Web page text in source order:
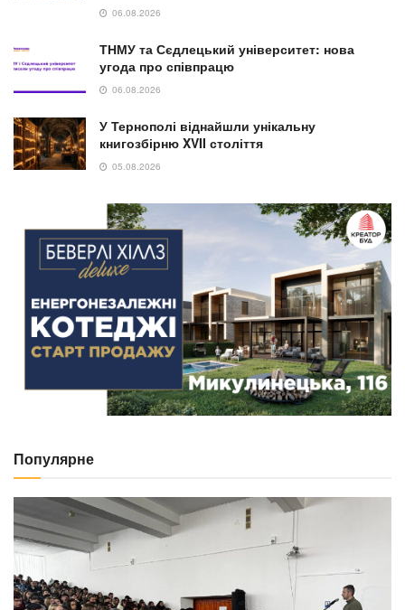
06.08.2026
ТНМУ та Сєдлецький університет: нова
угода про співпрацю
06.08.2026
У Тернополі віднайшли унікальну
книгозбірню XVII століття
05.08.2026
Популярне